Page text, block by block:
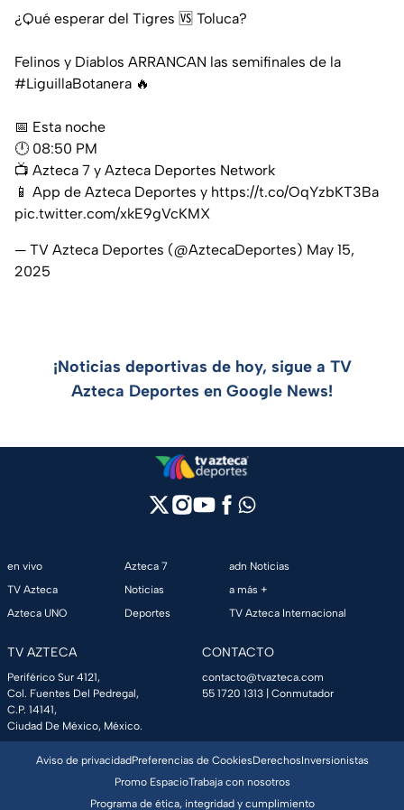
¿Qué esperar del Tigres 🆚 Toluca?
Felinos y Diablos ARRANCAN las semifinales de la
#LiguillaBotanera 🔥
📅 Esta noche
🕛 08:50 PM
📺 Azteca 7 y Azteca Deportes Network
📱 App de Azteca Deportes y https://t.co/OqYzbKT3Ba
pic.twitter.com/xkE9gVcKMX
— TV Azteca Deportes (@AztecaDeportes) May 15,
2025
¡Noticias deportivas de hoy, sigue a TV
Azteca Deportes en Google News!
en vivo
TV Azteca
Azteca UNO
Azteca 7
Noticias
Deportes
adn Noticias
a más +
TV Azteca Internacional
TV AZTECA
Periférico Sur 4121,
Col. Fuentes Del Pedregal,
C.P. 14141,
Ciudad De México, México.
CONTACTO
contacto@tvazteca.com
55 1720 1313 | Conmutador
Aviso de privacidadPreferencias de CookiesDerechosInversionistas
Promo EspacioTrabaja con nosotros
Programa de ética, integridad y cumplimiento